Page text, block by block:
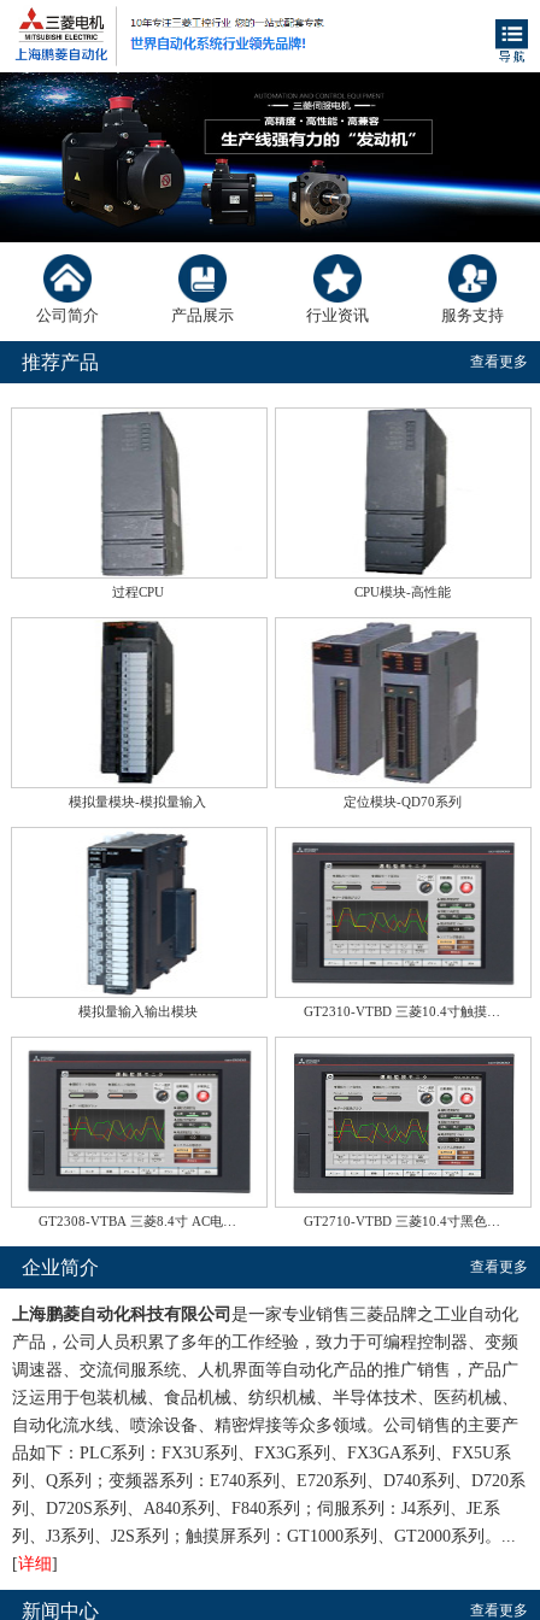
公司简介 产品展示 行业资讯 服务支持
推荐产品 查看更多
过程CPU CPU模块-高性能
模拟量模块-模拟量输入 定位模块-QD70系列
模拟量输入输出模块 GT2310-VTBD 三菱10.4寸触摸…
GT2308-VTBA 三菱8.4寸 AC电… GT2710-VTBD 三菱10.4寸黑色…
企业简介 查看更多
上海鹏菱自动化科技有限公司 是一家专业销售三菱品牌之工业自动化
产品，公司人员积累了多年的工作经验，致力于可编程控制器、变频
调速器、交流伺服系统、人机界面等自动化产品的推广销售，产品广
泛运用于包装机械、食品机械、纺织机械、半导体技术、医药机械、
自动化流水线、喷涂设备、精密焊接等众多领域。公司销售的主要产
品如下：PLC系列：FX3U系列、FX3G系列、FX3GA系列、FX5U系
列、Q系列；变频器系列：E740系列、E720系列、D740系列、D720系
列、D720S系列、A840系列、F840系列；伺服系列：J4系列、JE系
列、J3系列、J2S系列；触摸屏系列：GT1000系列、GT2000系列。...
[详细]
新闻中心 查看更多